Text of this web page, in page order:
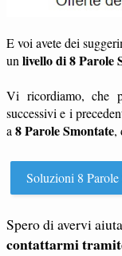
E voi avete dei
un livello di 8 Parole
Vi ricordiamo, che
successivi e i
a 8 Parole Smontate,
Soluzioni 8
Spero di avervi
contattarmi